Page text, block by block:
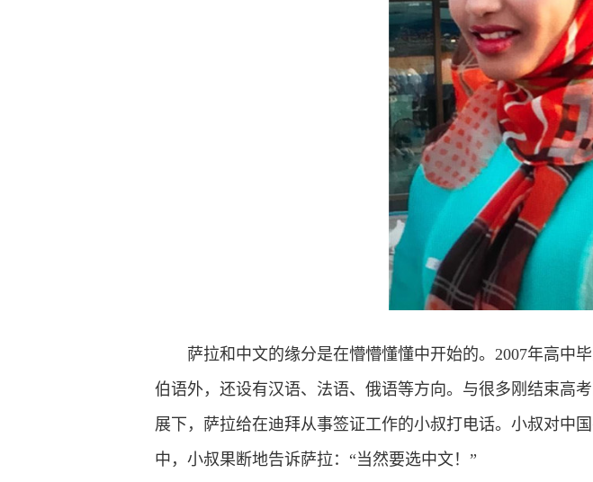
萨拉和中文的缘分是在懵懵懂懂中开始的。2007年高中
伯语外，还设有汉语、法语、俄语等方向。与很多刚结束高
展下，萨拉给在迪拜从事签证工作的小叔打电话。小叔对中
中，小叔果断地告诉萨拉：“当然要选中文！”